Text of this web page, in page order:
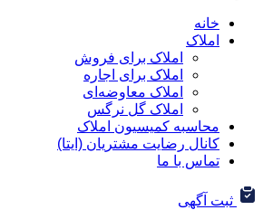
خانه
املاک
املاک برای فروش
املاک برای اجاره
املاک معاوضه‌ای
املاک گل نرگس
محاسبه کمیسیون املاک
کانال رضایت مشتریان (ایتا)
تماس با ما
ثبت آگهی